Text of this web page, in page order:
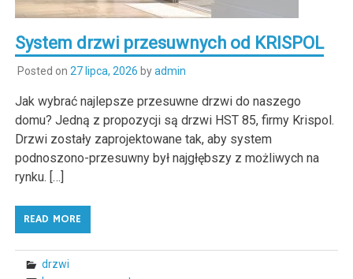
System drzwi przesuwnych od KRISPOL
Posted on 27 lipca, 2026 byadmin
Jak wybrać najlepsze przesuwne drzwi do naszego
domu? Jedną z propozycji są drzwi HST 85, firmy Krispol.
Drzwi zostały zaprojektowane tak, aby system
podnoszono-przesuwny był najgłębszy z możliwych na
rynku. […]
READ MORE
drzwi